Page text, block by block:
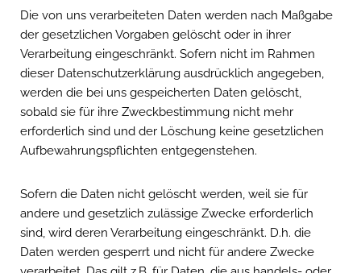
Die von uns verarbeiteten Daten werden nach Maßgabe
der gesetzlichen Vorgaben gelöscht oder in ihrer
Verarbeitung eingeschränkt. Sofern nicht im Rahmen
dieser Datenschutzerklärung ausdrücklich angegeben,
werden die bei uns gespeicherten Daten gelöscht,
sobald sie für ihre Zweckbestimmung nicht mehr
erforderlich sind und der Löschung keine gesetzlichen
Aufbewahrungspflichten entgegenstehen.
Sofern die Daten nicht gelöscht werden, weil sie für
andere und gesetzlich zulässige Zwecke erforderlich
sind, wird deren Verarbeitung eingeschränkt. D.h. die
Daten werden gesperrt und nicht für andere Zwecke